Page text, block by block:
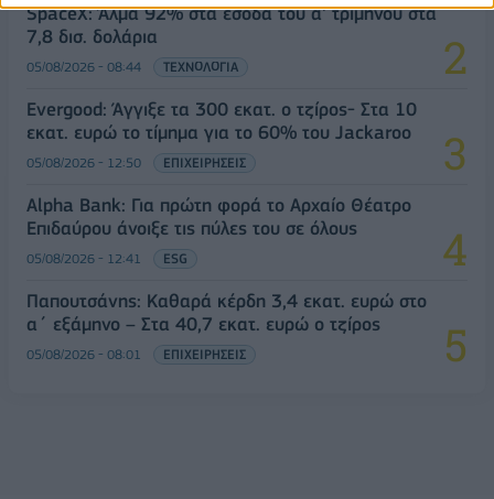
SpaceX: Άλμα 92% στα έσοδα του α' τριμήνου στα
7,8 δισ. δολάρια
05/08/2026 - 08:44 ΤΕΧΝΟΛΟΓΙΑ
Evergood: Άγγιξε τα 300 εκατ. ο τζίρος- Στα 10
εκατ. ευρώ το τίμημα για το 60% του Jackaroo
05/08/2026 - 12:50 ΕΠΙΧΕΙΡΗΣΕΙΣ
Alpha Bank: Για πρώτη φορά το Αρχαίο Θέατρο
Επιδαύρου άνοιξε τις πύλες του σε όλους
05/08/2026 - 12:41 ESG
Παπουτσάνης: Καθαρά κέρδη 3,4 εκατ. ευρώ στο
α΄ εξάμηνο – Στα 40,7 εκατ. ευρώ ο τζίρος
05/08/2026 - 08:01 ΕΠΙΧΕΙΡΗΣΕΙΣ